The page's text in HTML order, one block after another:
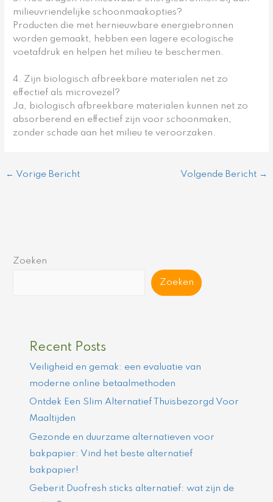
milieuvriendelijke schoonmaakopties?
Producten die met hernieuwbare energiebronnen
worden gemaakt, hebben een lagere ecologische
voetafdruk en helpen het milieu te beschermen.
4. Zijn biologisch afbreekbare materialen net zo
effectief als microvezel?
Ja, biologisch afbreekbare materialen kunnen net zo
absorberend en effectief zijn voor schoonmaken,
zonder schade aan het milieu te veroorzaken.
← Vorige Bericht Volgende Bericht →
Zoeken
Zoeken
Recent Posts
Veiligheid en gemak: een evaluatie van
moderne online betaalmethoden
Ontdek Een Slim Alternatief Thuisbezorgd Voor
Maaltijden
Gezonde en duurzame alternatieven voor
bakpapier: Vind het beste alternatief
bakpapier!
Geberit Duofresh sticks alternatief: wat zijn de